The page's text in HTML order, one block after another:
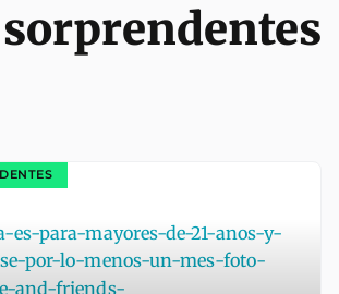
sorprendentes